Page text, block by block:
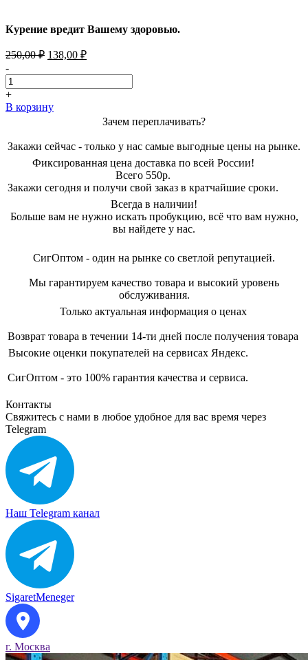
Курение вредит Вашему здоровью.
250,00₽ Первоначальная
составляла
250,00 ₽.
138,00 ₽Текущая
138,00 ₽.
-
+
В корзину
Зачем переплачивать?
Закажи сейчас - только у нас самые выгодные цены на рынке.
Фиксированная цена доставка по всей России!
Всего 550р.
Закажи сегодня и получи свой заказ в кратчайшие сроки.
Всегда в наличии!
Больше вам не нужно искать пробукцию, всё что вам нужно,
вы найдете у нас.
СигОптом - один на рынке со светлой репутацией.
Мы гарантируем качество товара и высокий уровень
обслуживания.
Только актуальная информация о ценах
Возврат товара в течении 14-ти дней после получения товара
Высокие оценки покупателей на сервисах Яндекс.
СигОптом - это 100% гарантия качества и сервиса.
Контакты
Свяжитесь с нами в любое удобное для вас время через
Telegram
Наш Telegram канал
SigaretMeneger
г. Москва